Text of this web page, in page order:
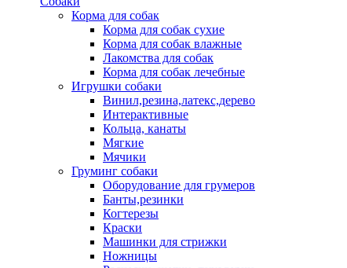
Корма для собак
Корма для собак сухие
Корма для собак влажные
Лакомства для собак
Корма для собак лечебные
Игрушки собаки
Винил,резина,латекс,дерево
Интерактивные
Кольца, канаты
Мягкие
Мячики
Груминг собаки
Оборудование для грумеров
Банты,резинки
Когтерезы
Краски
Машинки для стрижки
Ножницы